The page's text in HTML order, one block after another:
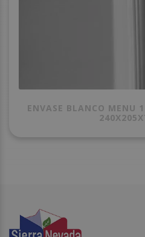
ENVASE BLANCO MENU